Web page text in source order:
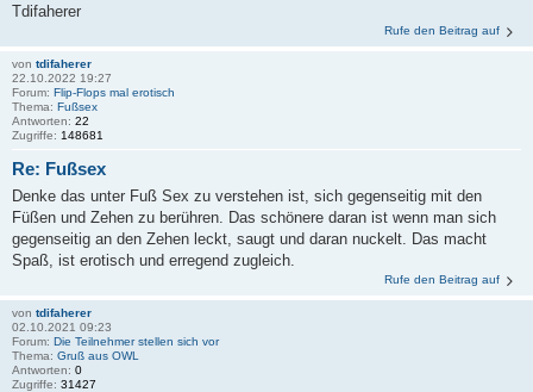
Tdifaherer
Rufe den Beitrag auf
von tdifaherer
22.10.2022 19:27
Forum: Flip-Flops mal erotisch
Thema: Fußsex
Antworten: 22
Zugriffe: 148681
Re: Fußsex
Denke das unter Fuß Sex zu verstehen ist, sich gegenseitig mit den
Füßen und Zehen zu berühren. Das schönere daran ist wenn man sich
gegenseitig an den Zehen leckt, saugt und daran nuckelt. Das macht
Spaß, ist erotisch und erregend zugleich.
Rufe den Beitrag auf
von tdifaherer
02.10.2021 09:23
Forum: Die Teilnehmer stellen sich vor
Thema: Gruß aus OWL
Antworten: 0
Zugriffe: 31427